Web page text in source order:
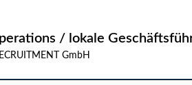
/ lokale
GmbH